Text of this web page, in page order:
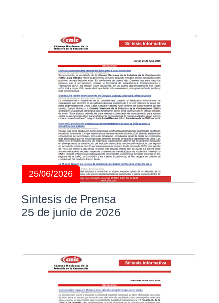
25/06/2026
Síntesis de Prensa
25 de junio de 2026